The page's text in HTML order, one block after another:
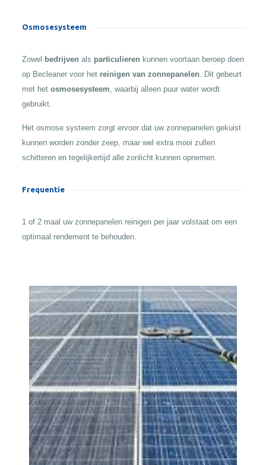
Osmosesysteem
Zowel bedrijven als particulieren kunnen voortaan beroep doen
op Becleaner voor het reinigen van zonnepanelen. Dit gebeurt
met het osmosesysteem, waarbij alleen puur water wordt
gebruikt.
Het osmose systeem zorgt ervoor dat uw zonnepanelen gekuist
kunnen worden zonder zeep, maar wel extra mooi zullen
schitteren en tegelijkertijd alle zonlicht kunnen opnemen.
Frequentie
1 of 2 maal uw zonnepanelen reinigen per jaar volstaat om een
optimaal rendement te behouden.